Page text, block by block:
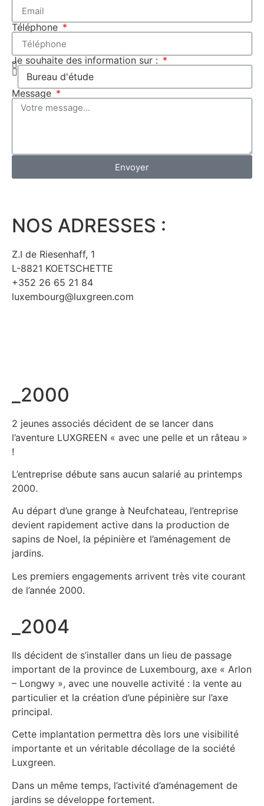
Téléphone
Je souhaite des information sur :
Message
Envoyer
NOS ADRESSES :
Z.I de Riesenhaff, 1
L-8821 KOETSCHETTE
+352 26 65 21 84
luxembourg@luxgreen.com
_2000
2 jeunes associés décident de se lancer dans
l’aventure LUXGREEN « avec une pelle et un râteau »
!
L’entreprise débute sans aucun salarié au printemps
2000.
Au départ d’une grange à Neufchateau, l’entreprise
devient rapidement active dans la production de
sapins de Noel, la pépinière et l’aménagement de
jardins.
Les premiers engagements arrivent très vite courant
de l’année 2000.
_2004
Ils décident de s’installer dans un lieu de passage
important de la province de Luxembourg, axe « Arlon
– Longwy », avec une nouvelle activité : la vente au
particulier et la création d’une pépinière sur l’axe
principal.
Cette implantation permettra dès lors une visibilité
importante et un véritable décollage de la société
Luxgreen.
Dans un même temps, l’activité d’aménagement de
jardins se développe fortement.